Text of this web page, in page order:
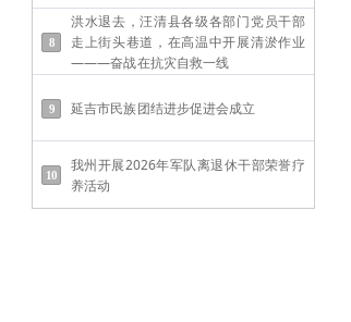
洪水退去，汪清县各级各部门党员干部
走上街头巷道，在高温中开展清淤作业
———奋战在抗灾自救一线
延吉市民族团结进步促进会成立
我州开展2026年军队离退休干部荣誉疗
养活动